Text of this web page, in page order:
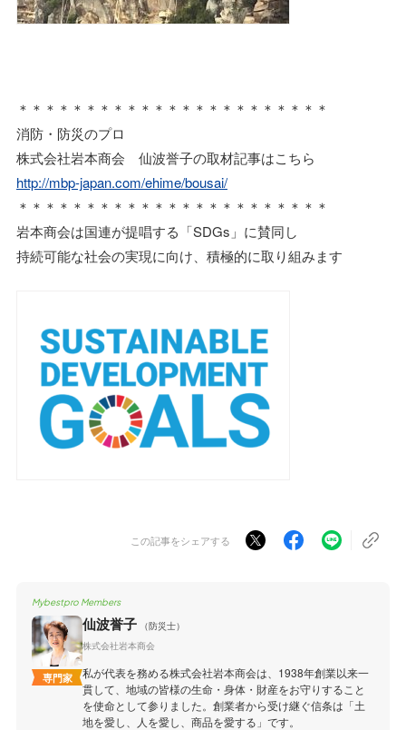
＊＊＊＊＊＊＊＊＊＊＊＊＊＊＊＊＊＊＊＊＊＊＊
消防・防災のプロ
株式会社岩本商会 仙波誉子の取材記事はこちら
http://mbp-japan.com/ehime/bousai/
＊＊＊＊＊＊＊＊＊＊＊＊＊＊＊＊＊＊＊＊＊＊＊
岩本商会は国連が提唱する「SDGs」に賛同し
持続可能な社会の実現に向け、積極的に取り組みます
この記事をシェアする
Mybestpro Members
専門家
仙波誉子
（防災士）
株式会社岩本商会
私が代表を務める株式会社岩本商会は、1938年創業以来一
貫して、地域の皆様の生命・身体・財産をお守りすること
を使命として参りました。創業者から受け継ぐ信条は「土
地を愛し、人を愛し、商品を愛する」です。